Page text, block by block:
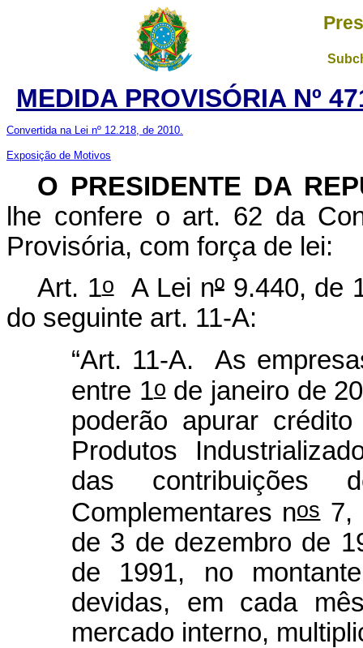
MEDIDA PROVISÓRIA Nº
Convertida na Lei nº 12.218, de 2010.
Exposição de Motivos
O PRESIDENTE DA
lhe confere o art. 62 da
Provisória, com força de lei:
Art. 1oA Lei nº9.440, de
do seguinte art. 11-A:
“Art. 11-A. As
entre 1ode janeiro de
poderão apurar
Produtos
das
Complementares nos7,
de 3 de dezembro de
de 1991, no
devidas, em cada
mercado interno,